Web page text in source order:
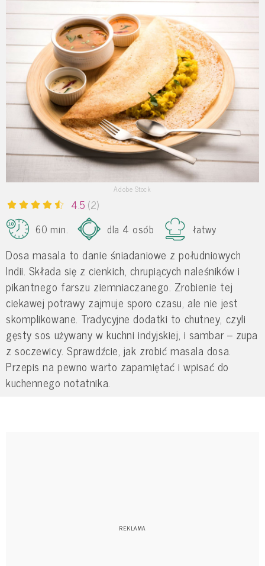
Adobe Stock
4.5 (2)
60 min.
dla 4 osób łatwy
Dosa masala to danie śniadaniowe z południowych
Indii. Składa się z cienkich, chrupiących naleśników i
pikantnego farszu ziemniaczanego. Zrobienie tej
ciekawej potrawy zajmuje sporo czasu, ale nie jest
skomplikowane. Tradycyjne dodatki to chutney, czyli
gęsty sos używany w kuchni indyjskiej, i sambar – zupa
z soczewicy. Sprawdźcie, jak zrobić masala dosa.
Przepis na pewno warto zapamiętać i wpisać do
kuchennego notatnika.